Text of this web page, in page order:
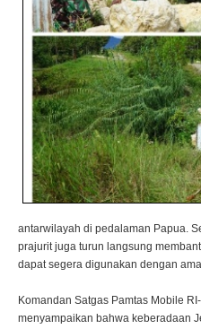
antarwilayah di pedalaman Papua.
prajurit juga turun langsung
dapat segera digunakan dengan
Komandan Satgas Pamtas Mobile
menyampaikan bahwa keberadaan